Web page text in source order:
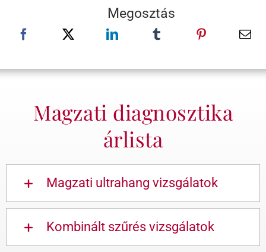
Megosztás
Magzati diagnosztika
árlista
Magzati ultrahang vizsgálatok
Kombinált szűrés vizsgálatok